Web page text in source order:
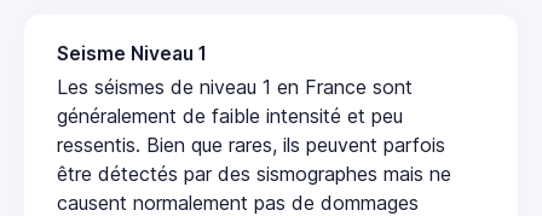
Seisme Niveau 1
Les séismes de niveau 1 en France sont
généralement de faible intensité et peu
ressentis. Bien que rares, ils peuvent parfois
être détectés par des sismographes mais ne
causent normalement pas de dommages